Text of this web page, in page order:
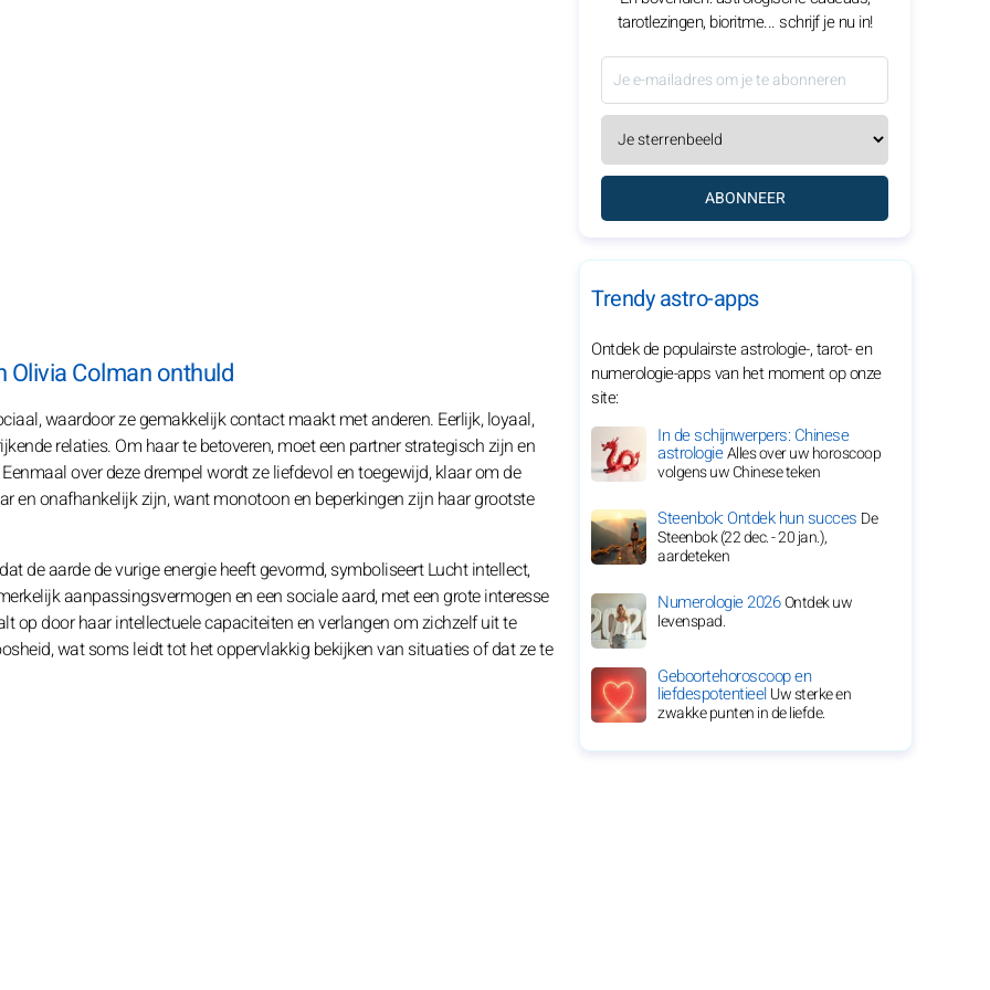
Colman onthuld
waardoor ze gemakkelijk contact maakt met anderen. Eerlijk, loyaal,
relaties. Om haar te betoveren, moet een partner strategisch zijn en
over deze drempel wordt ze liefdevol en toegewijd, klaar om de
en onafhankelijk zijn, want monotoon en beperkingen zijn haar grootste
de aarde de vurige energie heeft gevormd, symboliseert Lucht intellect,
aanpassingsvermogen en een sociale aard, met een grote interesse
op door haar intellectuele capaciteiten en verlangen om zichzelf uit te
wat soms leidt tot het oppervlakkig bekijken van situaties of dat ze te
tarotlezingen, bioritme... schrijf je nu in!
ABONNEER
Trendy astro-apps
Ontdek de populairste astrologie-, tarot- en
numerologie-apps van het moment op onze
site:
In de schijnwerpers: Chinese
astrologieAlles over uw horoscoop
volgens uw Chinese teken
Steenbok: Ontdek hun succes De
Steenbok (22 dec. - 20 jan.),
aardeteken
Numerologie 2026Ontdek uw
levenspad.
Geboortehoroscoop en
liefdespotentieelUw sterke en
zwakke punten in de liefde.